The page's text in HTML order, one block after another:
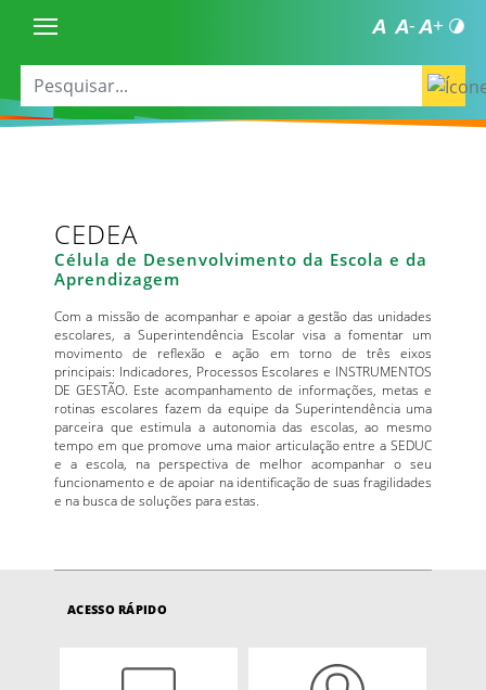
CEDEA
Célula de Desenvolvimento da Escola e da
Aprendizagem
Com a missão de acompanhar e apoiar a gestão das unidades
escolares, a Superintendência Escolar visa a fomentar um
movimento de reflexão e ação em torno de três eixos
principais: Indicadores, Processos Escolares e INSTRUMENTOS
DE GESTÃO. Este acompanhamento de informações, metas e
rotinas escolares fazem da equipe da Superintendência uma
parceira que estimula a autonomia das escolas, ao mesmo
tempo em que promove uma maior articulação entre a SEDUC
e a escola, na perspectiva de melhor acompanhar o seu
funcionamento e de apoiar na identificação de suas fragilidades
e na busca de soluções para estas.
ACESSO RÁPIDO